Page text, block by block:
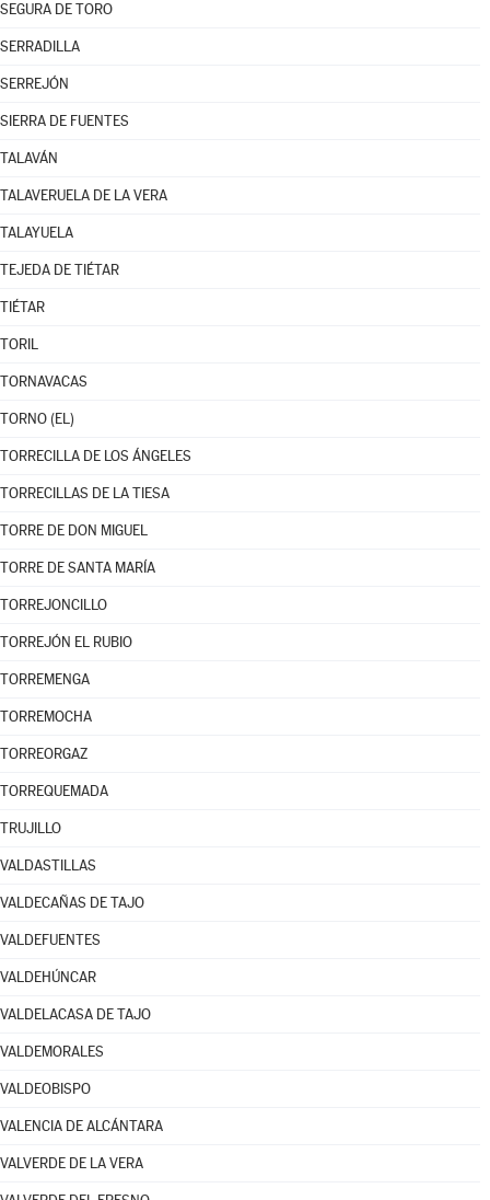
SEGURA DE TORO
SERRADILLA
SERREJÓN
SIERRA DE FUENTES
TALAVÁN
TALAVERUELA DE LA VERA
TALAYUELA
TEJEDA DE TIÉTAR
TIÉTAR
TORIL
TORNAVACAS
TORNO (EL)
TORRECILLA DE LOS ÁNGELES
TORRECILLAS DE LA TIESA
TORRE DE DON MIGUEL
TORRE DE SANTA MARÍA
TORREJONCILLO
TORREJÓN EL RUBIO
TORREMENGA
TORREMOCHA
TORREORGAZ
TORREQUEMADA
TRUJILLO
VALDASTILLAS
VALDECAÑAS DE TAJO
VALDEFUENTES
VALDEHÚNCAR
VALDELACASA DE TAJO
VALDEMORALES
VALDEOBISPO
VALENCIA DE ALCÁNTARA
VALVERDE DE LA VERA